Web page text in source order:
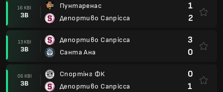
16 КВІ
ЗВ
Пунтаренас
Депортиво Сапрісса
1
2
13 КВІ
ЗВ
Депортиво Сапрісса
Санта Ана
3
0
06 КВІ
ЗВ
Спортінг ФК
Депортиво Сапрісса
0
1